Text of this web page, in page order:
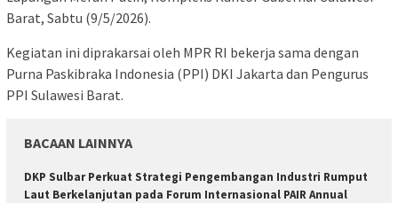
Barat, Sabtu (9/5/2026).
Kegiatan ini diprakarsai oleh MPR RI bekerja sama dengan
Purna Paskibraka Indonesia (PPI) DKI Jakarta dan Pengurus
PPI Sulawesi Barat.
BACAAN LAINNYA
DKP Sulbar Perkuat Strategi Pengembangan Industri Rumput
Laut Berkelanjutan pada Forum Internasional PAIR Annual